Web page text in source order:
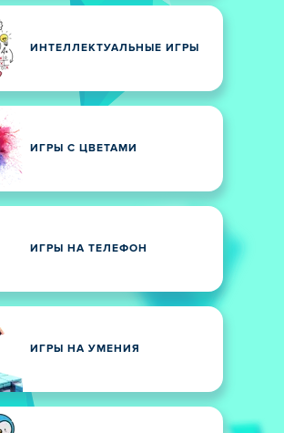
ИНТЕЛЛЕКТУАЛЬНЫЕ ИГРЫ
ИГРЫ С ЦВЕТАМИ
ИГРЫ НА ТЕЛЕФОН
ИГРЫ НА УМЕНИЯ